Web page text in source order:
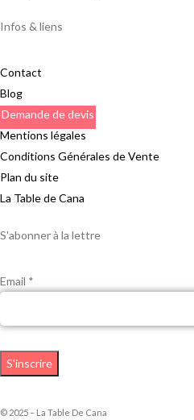
Infos & liens
Contact
Blog
Demande de devis
Mentions légales
Conditions Générales de Vente
Plan du site
La Table de Cana
S'abonner à la lettre
Email *
© 2025 – La Table De Cana